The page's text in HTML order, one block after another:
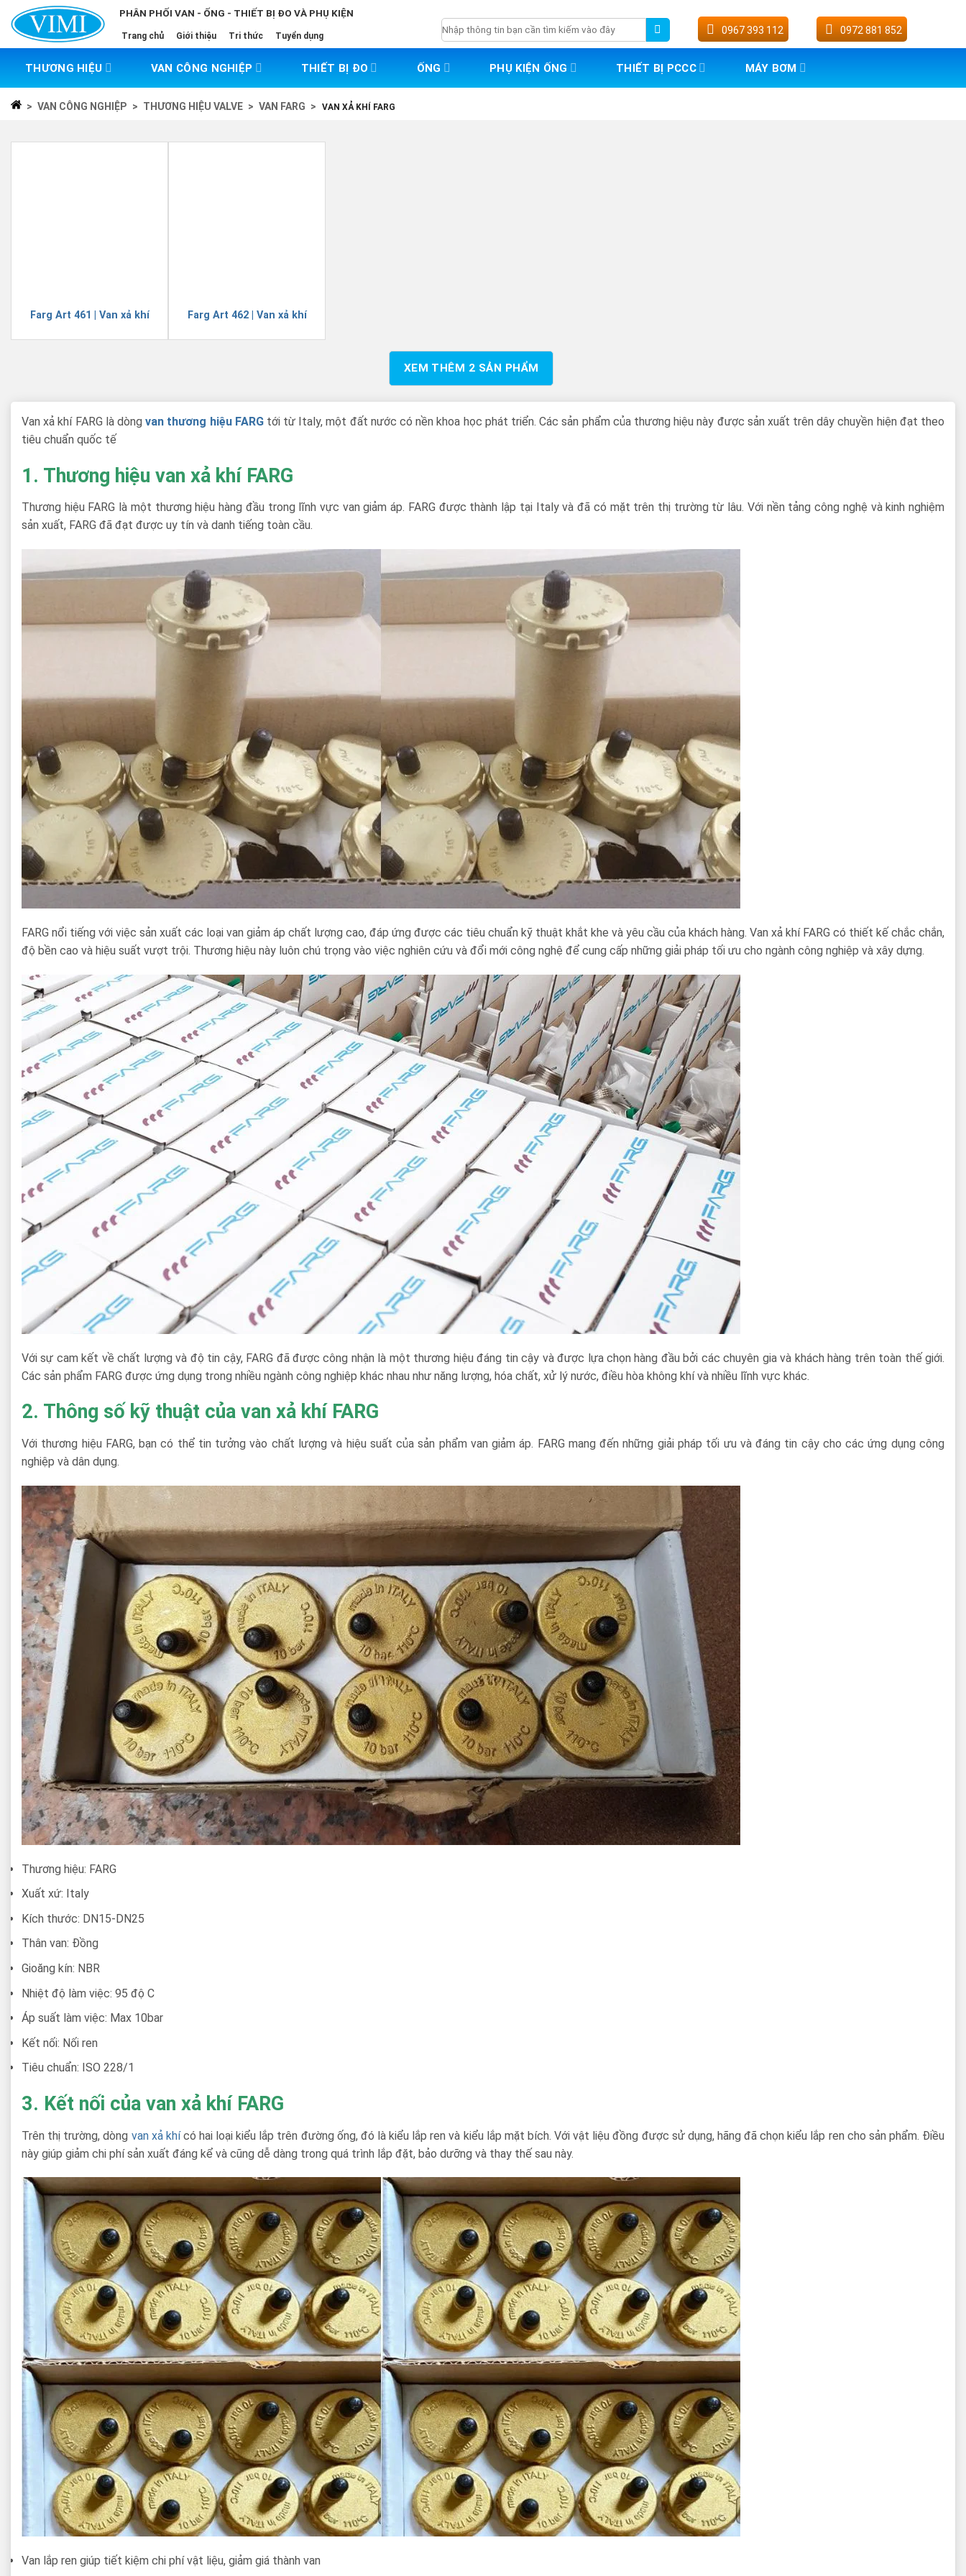
content
PHÂN PHỐI VAN - ỐNG - THIẾT BỊ ĐO VÀ PHỤ KIỆN
Trang chủ Giới thiệu Tri thức Tuyển dụng
Tìm
kiếm:
0967 393 112 0972 881 852
THƯƠNG HIỆU VAN CÔNG NGHIỆP THIẾT BỊ ĐO ỐNG PHỤ KIỆN ỐNG THIẾT BỊ PCCC MÁY BƠM
> VAN CÔNG NGHIỆP > THƯƠNG HIỆU VALVE > VAN FARG > VAN XẢ KHÍ FARG
Farg Art 461 | Van xả khí Farg Art 462 | Van xả khí
XEM THÊM 2 SẢN PHẨM
Van xả khí FARG là dòngvan thương hiệu FARGtới từ Italy, một đất nước có nền khoa học phát triển. Các sản phẩm của thương hiệu này được sản xuất trên dây chuyền hiện đạt theo
tiêu chuẩn quốc tế
1. Thương hiệu van xả khí FARG
Thương hiệu FARG là một thương hiệu hàng đầu trong lĩnh vực van giảm áp. FARG được thành lập tại Italy và đã có mặt trên thị trường từ lâu. Với nền tảng công nghệ và kinh nghiệm
sản xuất, FARG đã đạt được uy tín và danh tiếng toàn cầu.
FARG nổi tiếng với việc sản xuất các loại van giảm áp chất lượng cao, đáp ứng được các tiêu chuẩn kỹ thuật khắt khe và yêu cầu của khách hàng. Van xả khí FARG có thiết kế chắc chắn,
độ bền cao và hiệu suất vượt trội. Thương hiệu này luôn chú trọng vào việc nghiên cứu và đổi mới công nghệ để cung cấp những giải pháp tối ưu cho ngành công nghiệp và xây dựng.
Với sự cam kết về chất lượng và độ tin cậy, FARG đã được công nhận là một thương hiệu đáng tin cậy và được lựa chọn hàng đầu bởi các chuyên gia và khách hàng trên toàn thế giới.
Các sản phẩm FARG được ứng dụng trong nhiều ngành công nghiệp khác nhau như năng lượng, hóa chất, xử lý nước, điều hòa không khí và nhiều lĩnh vực khác.
2. Thông số kỹ thuật của van xả khí FARG
Với thương hiệu FARG, bạn có thể tin tưởng vào chất lượng và hiệu suất của sản phẩm van giảm áp. FARG mang đến những giải pháp tối ưu và đáng tin cậy cho các ứng dụng công
nghiệp và dân dụng.
Thương hiệu: FARG
Xuất xứ: Italy
Kích thước: DN15-DN25
Thân van: Đồng
Gioăng kín: NBR
Nhiệt độ làm việc: 95 độ C
Áp suất làm việc: Max 10bar
Kết nối: Nối ren
Tiêu chuẩn: ISO 228/1
3. Kết nối của van xả khí FARG
Trên thị trường, dòng van xả khícó hai loại kiểu lắp trên đường ống, đó là kiểu lắp ren và kiểu lắp mặt bích. Với vật liệu đồng được sử dụng, hãng đã chọn kiểu lắp ren cho sản phẩm. Điều
này giúp giảm chi phí sản xuất đáng kể và cũng dễ dàng trong quá trình lắp đặt, bảo dưỡng và thay thế sau này.
Van lắp ren giúp tiết kiệm chi phí vật liệu, giảm giá thành van